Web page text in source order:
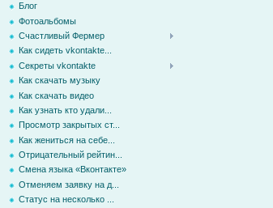
Блог
Фотоальбомы
Счастливый Фермер
Как сидеть vkontakte...
Секреты vkontakte
Как скачать музыку
Как скачать видео
Как узнать кто удали...
Просмотр закрытых ст...
Как жениться на себе...
Отрицательный рейтин...
Смена языка «Вконтакте»
Отменяем заявку на д...
Статус на несколько ...